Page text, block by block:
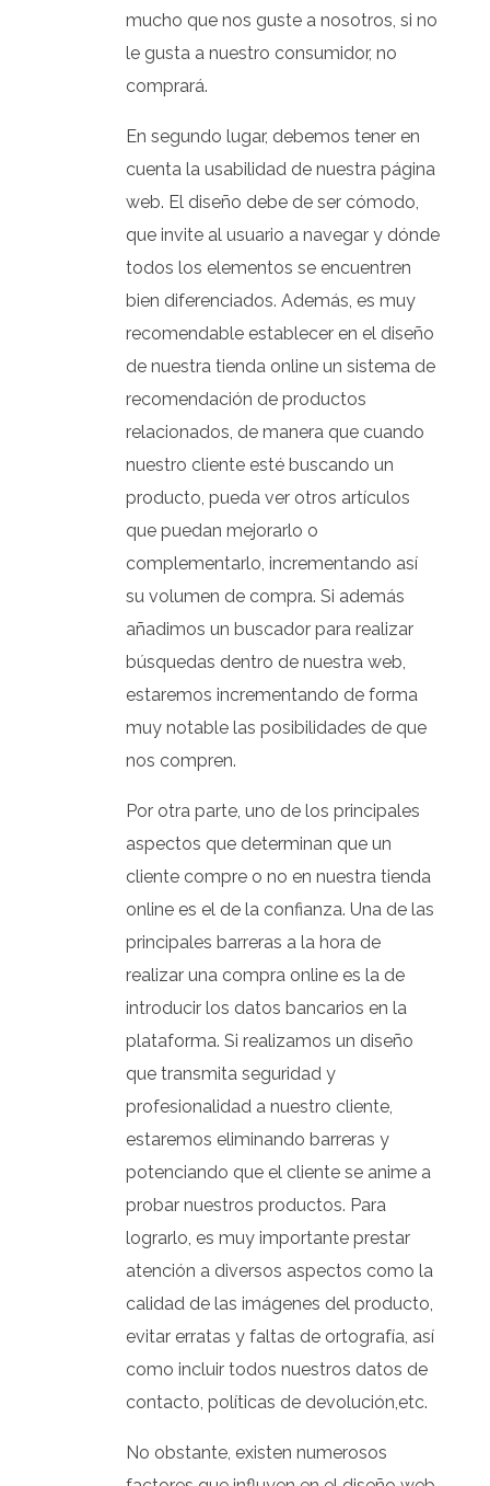
mucho que nos guste a nosotros, si no
le gusta a nuestro consumidor, no
comprará.
En segundo lugar, debemos tener en
cuenta la usabilidad de nuestra página
web. El diseño debe de ser cómodo,
que invite al usuario a navegar y dónde
todos los elementos se encuentren
bien diferenciados. Además, es muy
recomendable establecer en el diseño
de nuestra tienda online un sistema de
recomendación de productos
relacionados, de manera que cuando
nuestro cliente esté buscando un
producto, pueda ver otros artículos
que puedan mejorarlo o
complementarlo, incrementando así
su volumen de compra. Si además
añadimos un buscador para realizar
búsquedas dentro de nuestra web,
estaremos incrementando de forma
muy notable las posibilidades de que
nos compren.
Por otra parte, uno de los principales
aspectos que determinan que un
cliente compre o no en nuestra tienda
online es el de la confianza. Una de las
principales barreras a la hora de
realizar una compra online es la de
introducir los datos bancarios en la
plataforma. Si realizamos un diseño
que transmita seguridad y
profesionalidad a nuestro cliente,
estaremos eliminando barreras y
potenciando que el cliente se anime a
probar nuestros productos. Para
lograrlo, es muy importante prestar
atención a diversos aspectos como la
calidad de las imágenes del producto,
evitar erratas y faltas de ortografía, así
como incluir todos nuestros datos de
contacto, políticas de devolución,etc.
No obstante, existen numerosos